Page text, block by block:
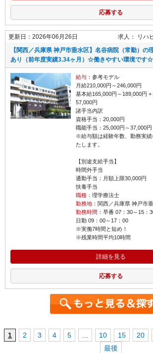
応募する
更新日：2026年06月26日 求人： リハ
【関西／兵庫県 神戸市垂水区】名谷病院（常勤）
あり（前年度実績3.34ヶ月）☆働きやすい環境です☆
給与：参考モデル
月給210,000円～246,000円
基本給165,000円～189,000円 +
57,000円
諸手当内訳
資格手当：20,000円
職能手当：25,000円～37,000円
※給与額は経験年数、勤務実
たします。
【別途支給手当】
時間外手当
通勤手当：月額上限30,000円
扶養手当
職種：理学療法士
勤務地：関西／兵庫県 神戸市
勤務時間 ：早番 07：30～15：
日勤 09：00～17：00
※実働7時間と短め！
※残業時間平均10時間
詳細を見る
応募する
1 2 3 4 5 ... 10 15 20
最後